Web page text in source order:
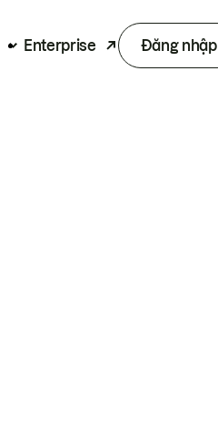
Enterprise Đăng nhập